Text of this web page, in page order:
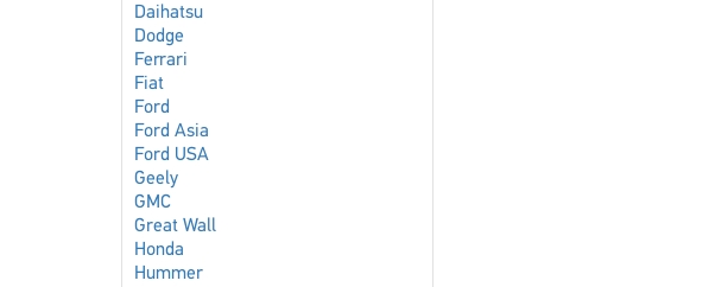
Daihatsu
Dodge
Ferrari
Fiat
Ford
Ford Asia
Ford USA
Geely
GMC
Great Wall
Honda
Hummer